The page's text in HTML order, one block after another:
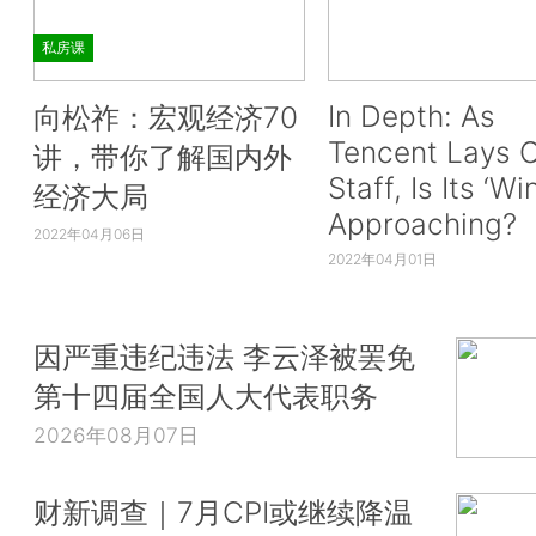
私房课
向松祚：宏观经济70
讲，带你了解国内外
经济大局
2022年04月06日
In Depth: As
Tencent Lays
Staff, Is Its
Approaching?
2022年04月01日
因严重违纪违法 李云泽被罢免
第十四届全国人大代表职务
2026年08月07日
财新调查｜7月CPI或继续降温